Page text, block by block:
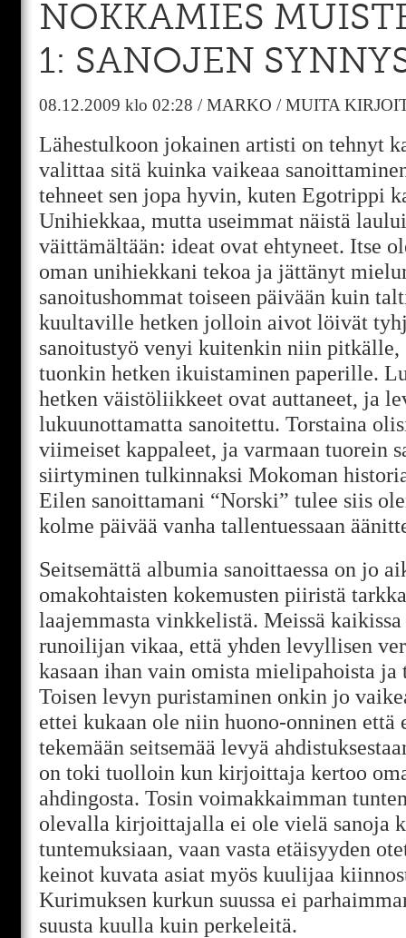
NOKKAMIES
1: SANOJEN
08.12.2009 klo 02:28 /MARKO /MUITA
Lähestulkoon jokainen artisti on tehnyt
valittaa sitä kuinka vaikeaa
tehneet sen jopa hyvin, kuten Egotrippi
Unihiekkaa, mutta useimmat näistä
väittämältään: ideat ovat ehtyneet. Itse
oman unihiekkani tekoa ja jättänyt
sanoitushommat toiseen päivään kuin
kuultaville hetken jolloin aivot löivät
sanoitustyö venyi kuitenkin niin
tuonkin hetken ikuistaminen paperille.
hetken väistöliikkeet ovat auttaneet, ja
lukuunottamatta sanoitettu. Torstaina
viimeiset kappaleet, ja varmaan tuorein
siirtyminen tulkinnaksi Mokoman
Eilen sanoittamani “Norski” tulee siis
kolme päivää vanha tallentuessaan
Seitsemättä albumia sanoittaessa on jo
omakohtaisten kokemusten piiristä
laajemmasta vinkkelistä. Meissä kaikissa
runoilijan vikaa, että yhden levyllisen
kasaan ihan vain omista mielipahoista ja
Toisen levyn puristaminen onkin jo
ettei kukaan ole niin huono-onninen että
tekemään seitsemää levyä
on toki tuolloin kun kirjoittaja kertoo
ahdingosta. Tosin voimakkaimman
olevalla kirjoittajalla ei ole vielä sanoja
tuntemuksiaan, vaan vasta etäisyyden
keinot kuvata asiat myös kuulijaa
Kurimuksen kurkun suussa ei
suusta kuulla kuin perkeleitä.